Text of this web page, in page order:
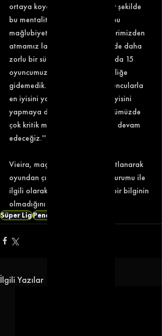
ortaya koyamadık. Çok hızlı bir şekilde
bu mentaliteyi değiştirmemiz, bu
mağlubiyetin kötü etkilerini üzerimizden
atmamız lazım. Çünkü önümüzde daha
zorlu bir süreç var. Bugün kenarda 15
oyuncumuz vardı, fazla değişikliğe
gidemedik. Ama elimizdeki oyuncularla
en iyisini yapmaya çalıştık. En iyisini
yapmaya devam edeceğiz. Önümüzde
çok kritik maçlar var, çalışmaya devam
edeceğiz.'' diye konuştu.
Vieira, maçın dakikasında sakatlanarak
oyundan çıkan Umut Nayir'in durumu ile
ilgili olarak, henüz ortada net bir bilginin
olmadığını ifade etti.
Süper LigPendikspor
İlgili Yazılar